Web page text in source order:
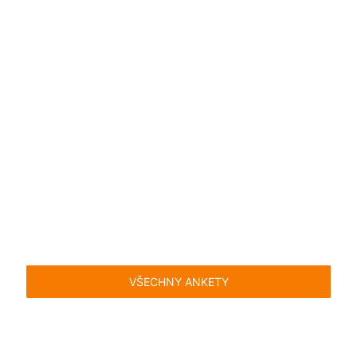
VŠECHNY ANKETY